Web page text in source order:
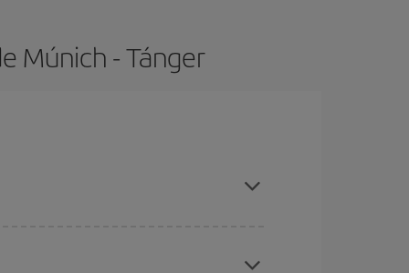
Múnich - Tánger